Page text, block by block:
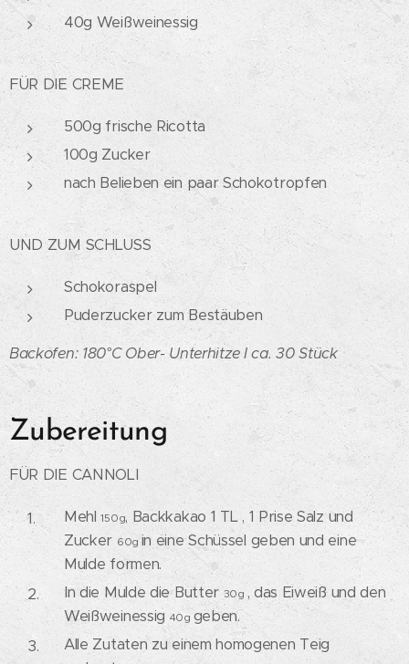
40g Weißweinessig
FÜR DIE CREME
500g frische Ricotta
100g Zucker
nach Belieben ein paar Schokotropfen
UND ZUM SCHLUSS
Schokoraspel
Puderzucker zum Bestäuben
Backofen: 180°C Ober- Unterhitze I ca. 30 Stück
Zubereitung
FÜR DIE CANNOLI
Mehl150g, Backkakao 1 TL , 1 Prise Salz und
Zucker 60gin eine Schüssel geben und eine
Mulde formen.
In die Mulde die Butter 30g , das Eiweiß und den
Weißweinessig 40g geben.
Alle Zutaten zu einem homogenen Teig